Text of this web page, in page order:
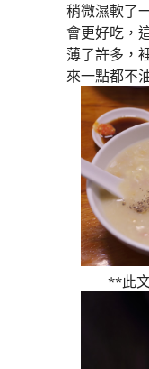
稍微濕軟了
會更好吃，
薄了許多，
來一點都不
**此